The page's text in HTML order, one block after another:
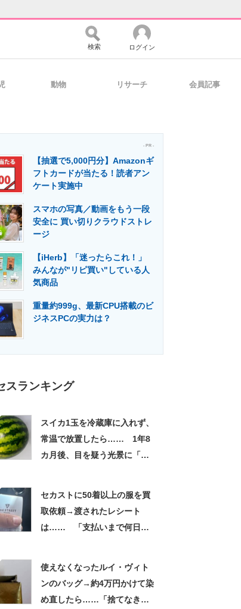
ィ マーケ×ITの今がよく分かる
援
建設×テクノロジーの最前線
検索 ログイン
動物 リサーチ 会員記事
- PR -
【抽選で5,000円分】Amazonギ
フトカードが当たる！読者アン
ケート実施中
スマホの写真／動画をもう一段
安全に 買い切りクラウドストレ
ージ
【iHerb】「迷ったらこれ！」
みんなが"リピ買い"している人
気商品
重量約999g、最新CPU搭載のビ
ジネスPCの実力は？
スランキング
スイカ1玉を冷蔵庫に入れず、
常温で放置したら…… 1年8
カ月後、目を疑う光景に「ヤ
セカストに50着以上の服を買
取依頼→渡されたレシート
は…… 「支払いまで何日か
使えなくなったルイ・ヴィト
ンのバッグ→約4万円かけて染
め直したら……「捨てなきゃ